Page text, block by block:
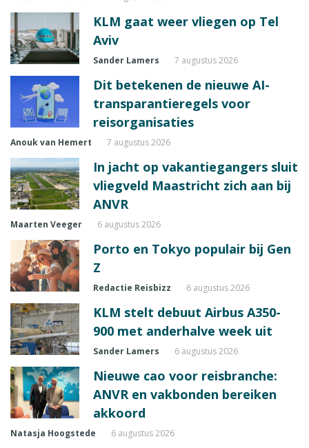
KLM gaat weer vliegen op Tel
Aviv
Sander Lamers 7 augustus 2026
Dit betekenen de nieuwe AI-
transparantieregels voor
reisorganisaties
Anouk van Hemert 7 augustus 2026
In jacht op vakantiegangers sluit
vliegveld Maastricht zich aan bij
ANVR
Maarten Veeger 6 augustus 2026
Porto en Tokyo populair bij Gen
Z
Redactie Reisbizz 6 augustus 2026
KLM stelt debuut Airbus A350-
900 met anderhalve week uit
Sander Lamers 6 augustus 2026
Nieuwe cao voor reisbranche:
ANVR en vakbonden bereiken
akkoord
Natasja Hoogstede 6 augustus 2026